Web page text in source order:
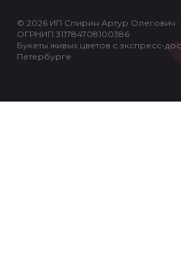
© 2026 ИП Спирин Артур Олегович ·
ОГРНИП 311784708100386
Букеты живых цветов с экспресс-
Петербурге